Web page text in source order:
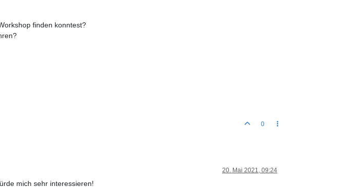
finden konntest?
0
20. Mai 2021, 09:24
mich sehr interessieren!